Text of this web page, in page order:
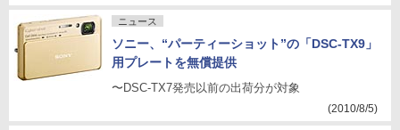
ニュース
ソニー、“パーティーショット”の「DSC-TX9」
用プレートを無償提供
〜DSC-TX7発売以前の出荷分が対象
(2010/8/5)